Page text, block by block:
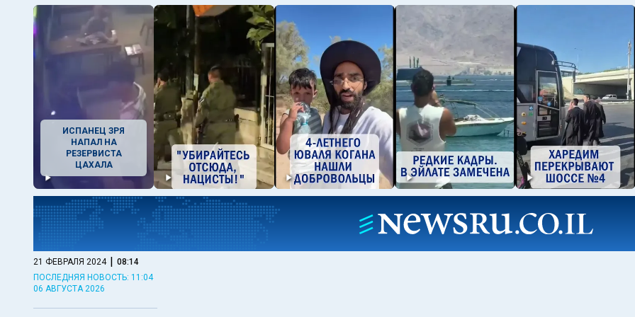
ИСПАНЕЦ ЗРЯ
НАПАЛ НА
РЕЗЕРВИСТА
ЦАХАЛА
21 ФЕВРАЛЯ 2024 | 08:14
ПОСЛЕДНЯЯ НОВОСТЬ: 11:04
06 АВГУСТА 2026